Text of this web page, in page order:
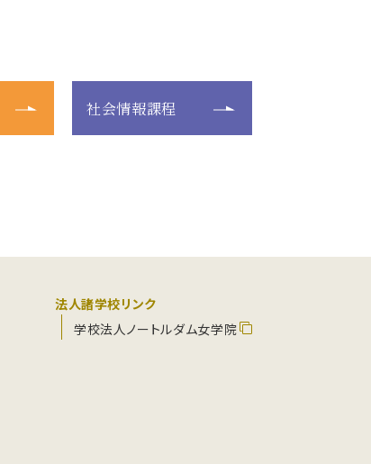
社会情報課程
法人諸学校リンク
学校法人ノートルダム女学院